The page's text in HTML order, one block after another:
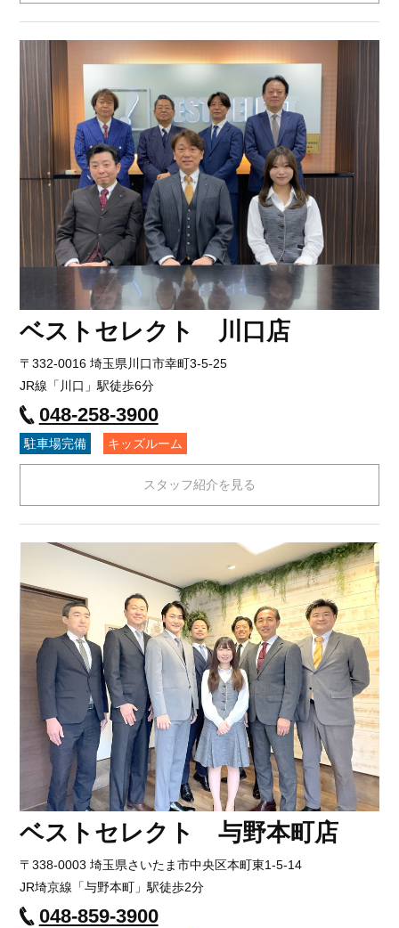
ベストセレクト 川口店
〒332-0016 埼玉県川口市幸町3-5-25
JR線「川口」駅徒歩6分
048-258-3900
駐車場完備 キッズルーム
スタッフ紹介を見る
ベストセレクト 与野本町店
〒338-0003 埼玉県さいたま市中央区本町東1-5-14
JR埼京線「与野本町」駅徒歩2分
048-859-3900